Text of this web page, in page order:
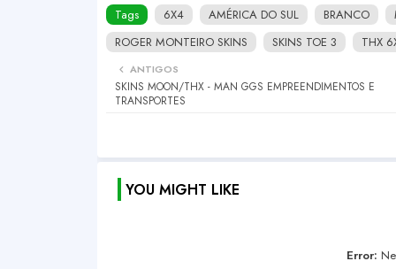
Tags 6X4 AMÉRICA DO SUL BRANCO
ROGER MONTEIRO SKINS
SKINS TOE 3 THX
ANTIGOS
SKINS MOON/THX - MAN GGS EMPREENDIMENTOS E
TRANSPORTES
YOU MIGHT LIKE
Error: